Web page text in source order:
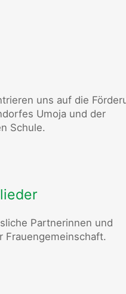
uns auf die
Umoja und der
Schule.
Partnerinnen und
Frauengemeinschaft.